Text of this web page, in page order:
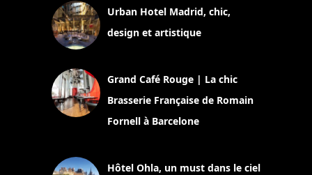
Urban Hotel Madrid, chic,
design et artistique
Grand Café Rouge | La chic
Brasserie Française de Romain
Fornell à Barcelone
Hôtel Ohla, un must dans le ciel